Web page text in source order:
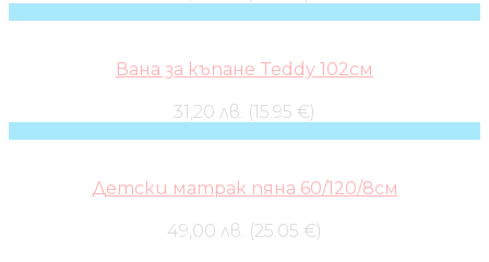
Вана за къпане Teddy 102см
31,20 лв. (15.95 €)
Детски матрак пяна 60/120/8см
49,00 лв. (25.05 €)